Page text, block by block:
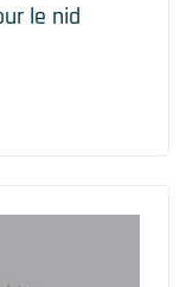
le nid